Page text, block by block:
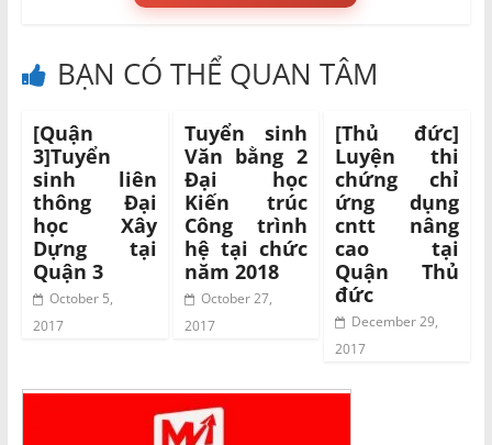
BẠN CÓ THỂ QUAN TÂM
[Quận
3]Tuyển
sinh liên
thông Đại
học Xây
Dựng tại
Quận 3
October 5,
2017
Tuyển sinh
Văn bằng 2
Đại học
Kiến trúc
Công trình
hệ tại chức
năm 2018
October 27,
2017
[Thủ đức]
Luyện thi
chứng chỉ
ứng dụng
cntt nâng
cao tại
Quận Thủ
đức
December 29,
2017